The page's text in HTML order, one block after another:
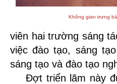
Không gian trưng
viên hai trường sáng
việc đào tạo, sáng
sáng tạo và đào tạo
Đợt triển lãm này